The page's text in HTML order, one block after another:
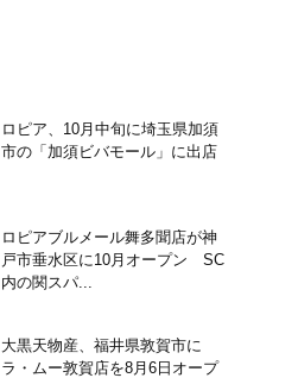
ロピア、10月中旬に埼玉県加須
市の「加須ビバモール」に出店
ロピアブルメール舞多聞店が神
戸市垂水区に10月オープン SC
内の関スパ...
大黒天物産、福井県敦賀市に
ラ・ムー敦賀店を8月6日オープ